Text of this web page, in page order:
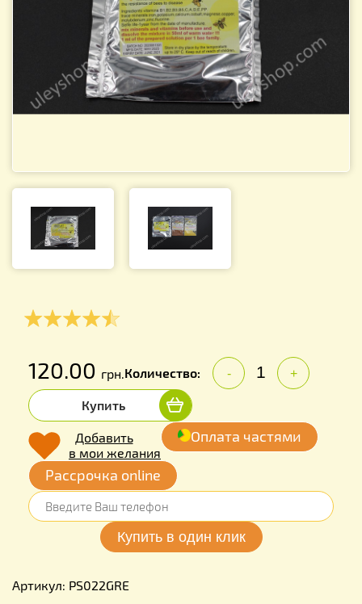
120.00 грн.Количество: - +
Купить
Добавить
в мои желания
Оплата частями
Рассрочка online
Артикул: PS022GRE